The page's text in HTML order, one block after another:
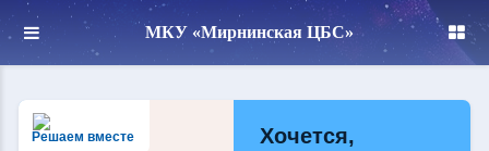
МКУ «Мирнинская ЦБС»
Решаем вместе
Хочется,